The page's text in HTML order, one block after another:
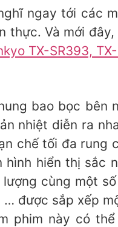
ngay tới các
thực. Và mới
TX-SR393,
bao bọc bên
nhiệt diễn ra
chế tối đa rung
hiển thị sắc
cùng một
được sắp xếp
phim này có